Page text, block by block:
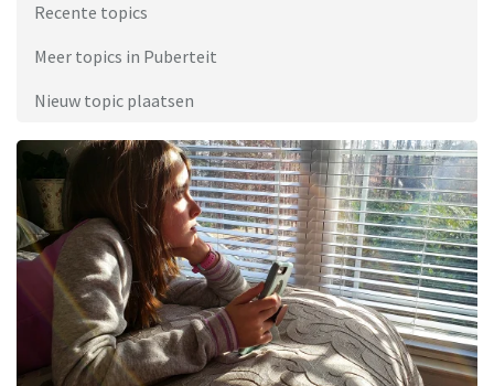
Recente topics
Meer topics in Puberteit
Nieuw topic plaatsen